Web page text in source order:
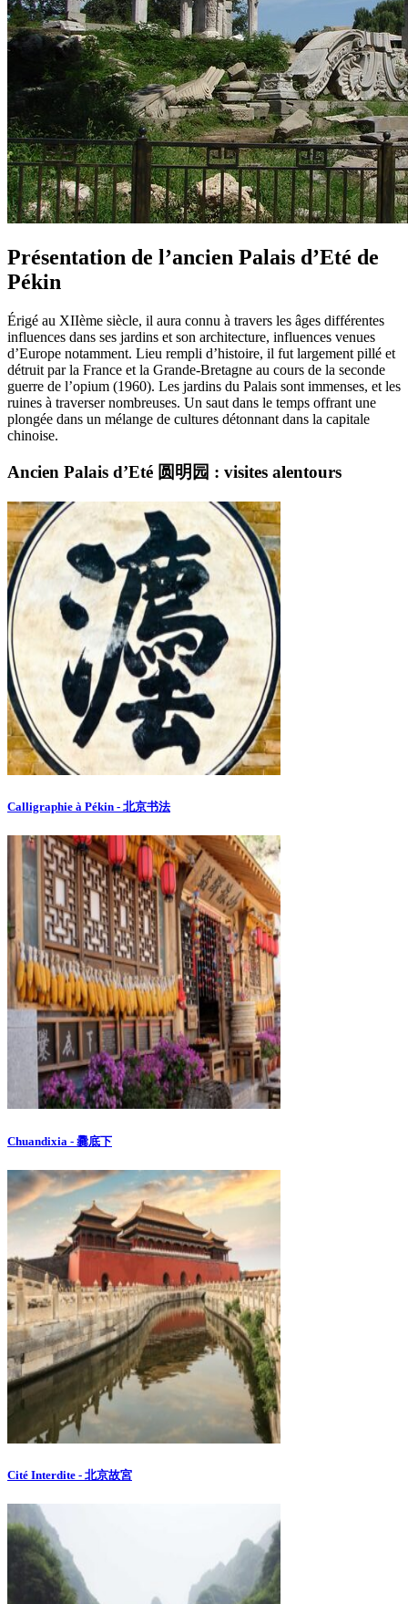
Demande d’info
09 83 07 44 60
Présentation de l’ancien Palais d’Eté de
Pékin
Érigé au XIIème siècle, il aura connu à travers les âges différentes
influences dans ses jardins et son architecture, influences venues
d’Europe notamment. Lieu rempli d’histoire, il fut largement pillé et
détruit par la France et la Grande-Bretagne au cours de la seconde
guerre de l’opium (1960). Les jardins du Palais sont immenses, et les
ruines à traverser nombreuses. Un saut dans le temps offrant une
plongée dans un mélange de cultures détonnant dans la capitale
chinoise.
Ancien Palais d’Eté 圆明园 : visites alentours
Calligraphie à Pékin - 北京书法
Chuandixia - 爨底下
Cité Interdite - 北京故宮